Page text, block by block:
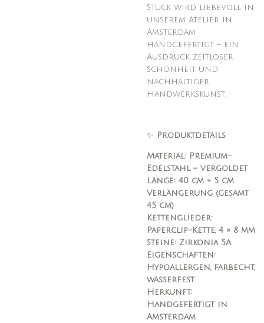
Stück wird liebevoll in
unserem Atelier in
Amsterdam
handgefertigt – ein
Ausdruck zeitloser
Schönheit und
nachhaltiger
Handwerkskunst.
✨ Produktdetails
Material: Premium-
Edelstahl – vergoldet
Länge: 40 cm + 5 cm
Verlängerung (gesamt
45 cm)
Kettenglieder:
Paperclip-Kette, 4 × 8 mm
Steine: Zirkonia 5A
Eigenschaften:
Hypoallergen, farbecht,
wasserfest
Herkunft:
Handgefertigt in
Amsterdam